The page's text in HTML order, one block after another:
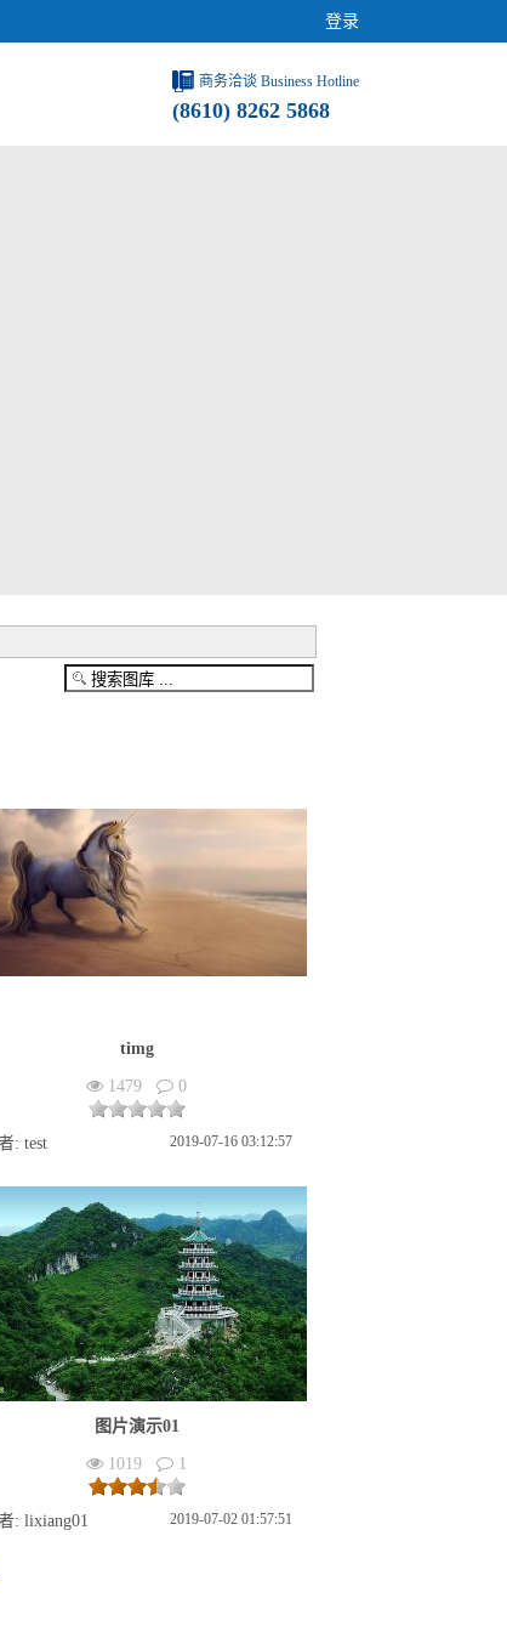
登录
商务洽谈 Business Hotline
(8610) 8262 5868
timg
1479 0
: test 2019-07-16 03:12:57
图片演示01
1019 1
: lixiang01 2019-07-02 01:57:51